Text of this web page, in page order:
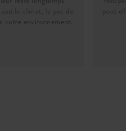
le climat, le pot de
votre environnement.
peut